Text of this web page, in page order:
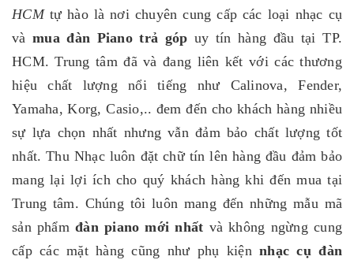
HCMtự hào là nơi chuyên cung cấp các loại nhạc cụ
vàmua đàn Piano trả góp uy tín hàng đầu tại TP.
HCM. Trung tâm đã và đang liên kết với các thương
hiệu chất lượng nổi tiếng như Calinova, Fender,
Yamaha, Korg, Casio,.. đem đến cho khách hàng nhiều
sự lựa chọn nhất nhưng vẫn đảm bảo chất lượng tốt
nhất. Thu Nhạc luôn đặt chữ tín lên hàng đầu đảm bảo
mang lại lợi ích cho quý khách hàng khi đến mua tại
Trung tâm. Chúng tôi luôn mang đến những mẫu mã
sản phẩmđàn piano mới nhất và không ngừng cung
cấp các mặt hàng cũng như phụ kiệnnhạc cụ đàn